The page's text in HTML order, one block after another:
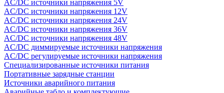
AC/DC источники напряжения 5V
AC/DC источники напряжения 12V
AC/DC источники напряжения 24V
AC/DC источники напряжения 36V
AC/DC источники напряжения 48V
AC/DC диммируемые источники напряжения
AC/DC регулируемые источники напряжения
Специализированные источники питания
Портативные зарядные станции
Источники аварийного питания